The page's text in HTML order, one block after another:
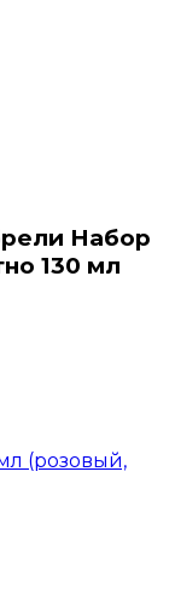
Набор
130 мл